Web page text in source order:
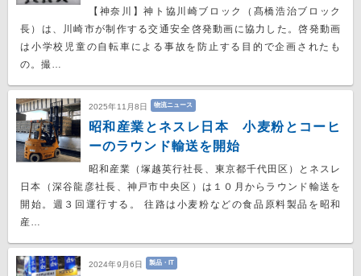
【神奈川】神ト協川崎ブロック（髙橋浩治ブロック
長）は、川崎市が制作する交通安全啓発動画に協力した。啓発動画
は小学校児童の自転車による事故を防止する目的で企画されたも
の。撮…
2025年11月8日 物流ニュース
昭和産業とネスレ日本 小麦粉とコーヒ
ーのラウンド輸送を開始
昭和産業（塚越英行社長、東京都千代田区）とネスレ
日本（深谷龍彦社長、神戸市中央区）は１０月からラウンド輸送を
開始。週３回運行する。 往路は小麦粉などの食品原料製品を昭和
産…
2024年9月6日 製品・IT